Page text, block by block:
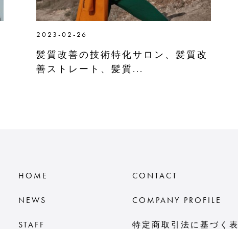
2023-02-26
髪質改善の技術特化サロン、髪質改
善ストレート、髪質...
HOME
NEWS
STAFF
CONTACT
COMPANY PROFILE
特定商取引法に基づく